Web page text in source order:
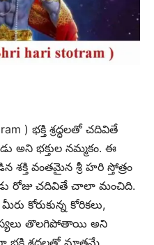
) భక్తి శ్రద్ధలతో చదివితే
అని భక్తుల నమ్మకం. ఈ
శక్తి వంతమైన శ్రీ హరి స్తోత్రం
రోజు చదివితే చాలా మంచిది.
కోరుకున్న కోరికలు,
తొలగిపోతాయి అని